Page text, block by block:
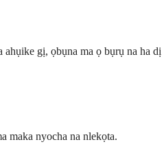
gị, ọbụna ma ọ bụrụ na ha dị
maka nyocha na nlekọta.